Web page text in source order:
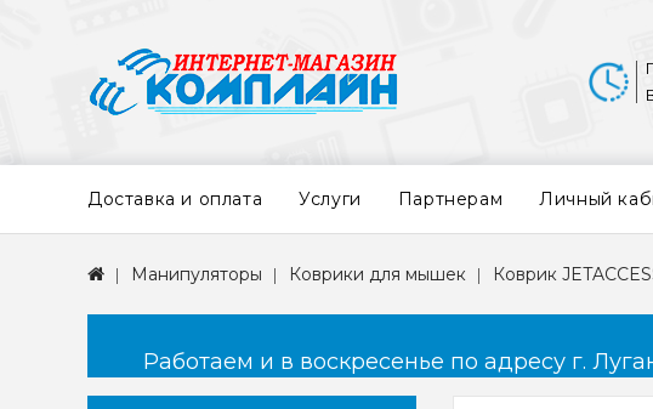
Доставка и оплата Услуги Партнерам Личный
Манипуляторы Коврики для мышек Коврик
Работаем и в воскресенье по адресу г.